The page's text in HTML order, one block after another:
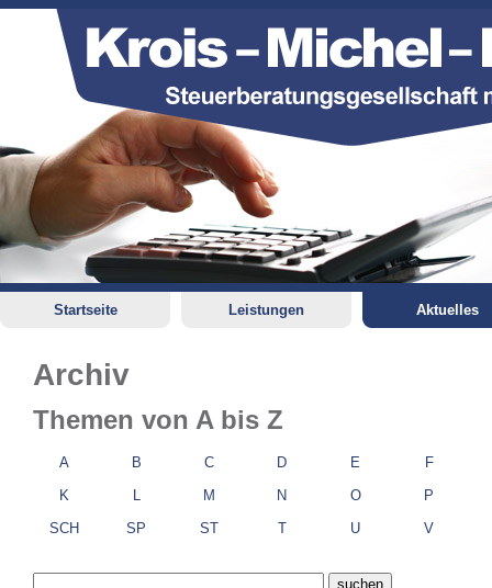
Startseite Leistungen Aktuelles
Archiv
Themen von A bis Z
A B C D E
F
K
L M N O
P
SCH
SP ST T U V